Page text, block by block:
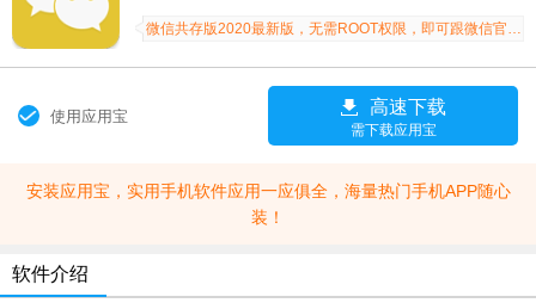
使用应用宝 高速下载
需下载应用宝
安装应用宝，实用手机软件应用一应俱全，海量热门手机APP随心
装！
软件介绍